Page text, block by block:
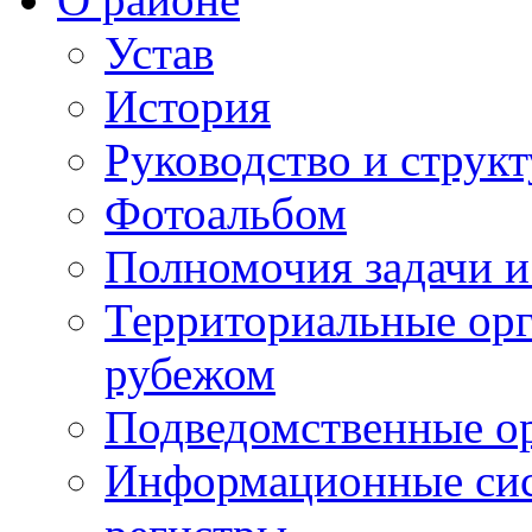
Устав
История
Руководство и
Фотоальбом
Полномочия задачи
Территориальные
рубежом
Подведомственные
Информационные